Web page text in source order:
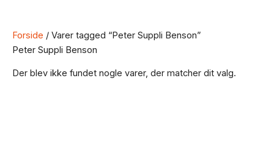
Forside / Varer tagged “Peter Suppli Benson”
Peter Suppli Benson
Der blev ikke fundet nogle varer, der matcher dit valg.